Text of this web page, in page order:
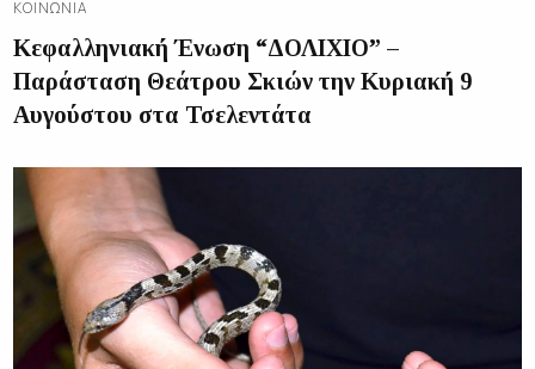
ΚΟΙΝΩΝΊΑ
Κεφαλληνιακή Ένωση “ΔΟΛΙΧΙΟ” –
Παράσταση Θεάτρου Σκιών την Κυριακή 9
Αυγούστου στα Τσελεντάτα